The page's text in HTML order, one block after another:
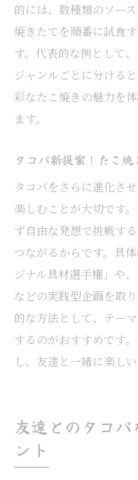
的には、数種類のソー
焼きたてを順番に試食
す。代表的な例として
ジャンルごとに分ける
彩なたこ焼きの魅力を
ます。
タコパ新提案！たこ
タコパをさらに進化さ
楽しむことが大切です
ず自由な発想で挑戦す
つながるからです。具
ジナル具材選手権」や
などの実践型企画を取
的な方法として、テー
するのがおすすめです
し、友達と一緒に楽し
友達とのタコパ
ント